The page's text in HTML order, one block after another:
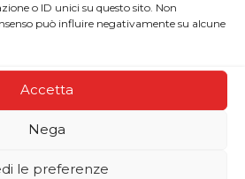
o ID unici su questo sito. Non
può influire negativamente su alcune
Accetta
Nega
le preferenze